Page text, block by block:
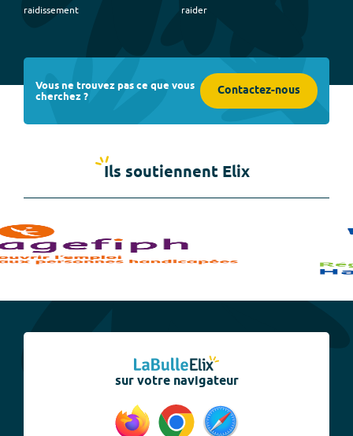
raidissement
raider
Vous ne trouvez pas ce que vous
cherchez ? Contactez-nous
Ils soutiennent Elix
sur votre navigateur